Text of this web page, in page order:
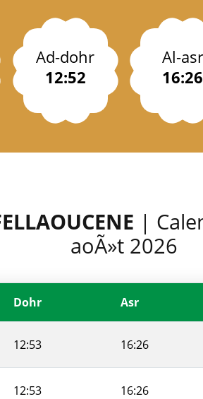
Ad-dohr
12:52
Al-asr
16:26
|
aoÃ»t 2026
Dohr Asr
12:53 16:26
12:53 16:26